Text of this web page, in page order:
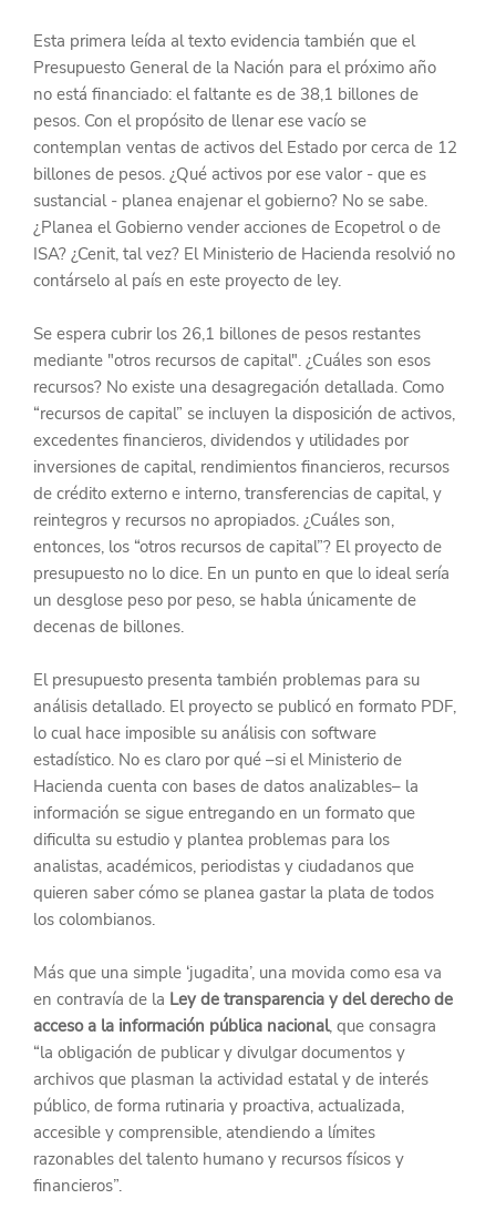
Esta primera leída al texto evidencia también que el
Presupuesto General de la Nación para el próximo año
no está financiado: el faltante es de 38,1 billones de
pesos. Con el propósito de llenar ese vacío se
contemplan ventas de activos del Estado por cerca de 12
billones de pesos. ¿Qué activos por ese valor - que es
sustancial - planea enajenar el gobierno? No se sabe.
¿Planea el Gobierno vender acciones de Ecopetrol o de
ISA? ¿Cenit, tal vez? El Ministerio de Hacienda resolvió no
contárselo al país en este proyecto de ley.
Se espera cubrir los 26,1 billones de pesos restantes
mediante "otros recursos de capital". ¿Cuáles son esos
recursos? No existe una desagregación detallada. Como
“recursos de capital” se incluyen la disposición de activos,
excedentes financieros, dividendos y utilidades por
inversiones de capital, rendimientos financieros, recursos
de crédito externo e interno, transferencias de capital, y
reintegros y recursos no apropiados. ¿Cuáles son,
entonces, los “otros recursos de capital”? El proyecto de
presupuesto no lo dice. En un punto en que lo ideal sería
un desglose peso por peso, se habla únicamente de
decenas de billones.
El presupuesto presenta también problemas para su
análisis detallado. El proyecto se publicó en formato PDF,
lo cual hace imposible su análisis con software
estadístico. No es claro por qué –si el Ministerio de
Hacienda cuenta con bases de datos analizables– la
información se sigue entregando en un formato que
dificulta su estudio y plantea problemas para los
analistas, académicos, periodistas y ciudadanos que
quieren saber cómo se planea gastar la plata de todos
los colombianos.
Más que una simple ‘jugadita’, una movida como esa va
en contravía de la Ley de transparencia y del derecho de
acceso a la información pública nacional, que consagra
“la obligación de publicar y divulgar documentos y
archivos que plasman la actividad estatal y de interés
público, de forma rutinaria y proactiva, actualizada,
accesible y comprensible, atendiendo a límites
razonables del talento humano y recursos físicos y
financieros”.